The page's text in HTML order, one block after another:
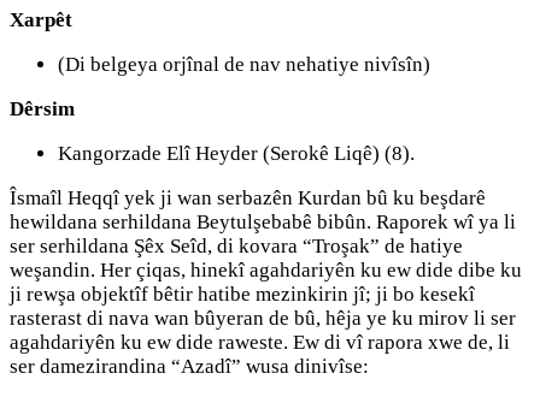
Xarpêt
(Di belgeya orjînal de nav nehatiye nivîsîn)
Dêrsim
Kangorzade Elî Heyder (Serokê Liqê) (8).
Îsmaîl Heqqî yek ji wan serbazên Kurdan bû ku beşdarê
hewildana serhildana Beytulşebabê bibûn. Raporek wî ya li
ser serhildana Şêx Seîd, di kovara “Troşak” de hatiye
weşandin. Her çiqas, hinekî agahdariyên ku ew dide dibe ku
ji rewşa objektîf bêtir hatibe mezinkirin jî; ji bo kesekî
rasterast di nava wan bûyeran de bû, hêja ye ku mirov li ser
agahdariyên ku ew dide raweste. Ew di vî rapora xwe de, li
ser damezirandina “Azadî” wusa dinivîse: